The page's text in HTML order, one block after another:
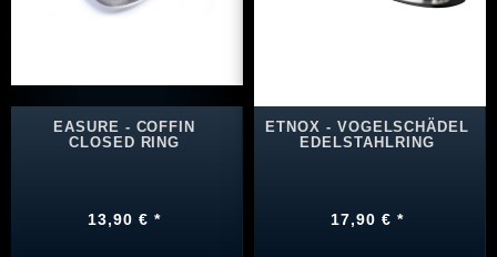
EASURE - COFFIN
CLOSED RING
13,90 € *
ETNOX - VOGELSCHÄDEL
EDELSTAHLRING
17,90 € *